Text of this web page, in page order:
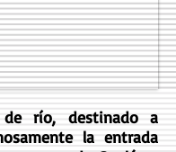
río, destinado a
la entrada